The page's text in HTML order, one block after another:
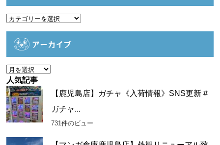
カ
アーカイブ
ア
ー
カ
イ
ブ
人気記事
【鹿児島店】ガチャ《入荷情報》SNS更新 #
ガチャ...
731件のビュー